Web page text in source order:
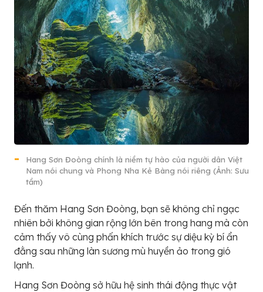
Hang Sơn Đoòng chính là niềm tự hào của người dân Việt
Nam nói chung và Phong Nha Kẻ Bàng nói riêng (Ảnh: Sưu
tầm)
Đến thăm Hang Sơn Đoòng, bạn sẽ không chỉ ngạc
nhiên bởi không gian rộng lớn bên trong hang mà còn
cảm thấy vô cùng phấn khích trước sự diệu kỳ bí ẩn
đằng sau những làn sương mù huyền ảo trong gió
lạnh.
Hang Sơn Đoòng sở hữu hệ sinh thái động thực vật